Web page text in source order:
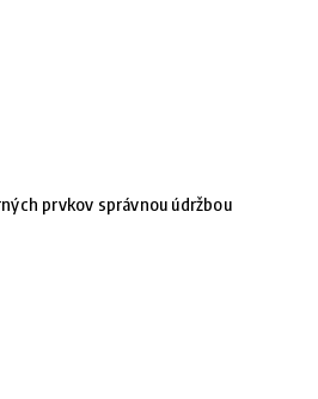
prvkov správnou údržbou